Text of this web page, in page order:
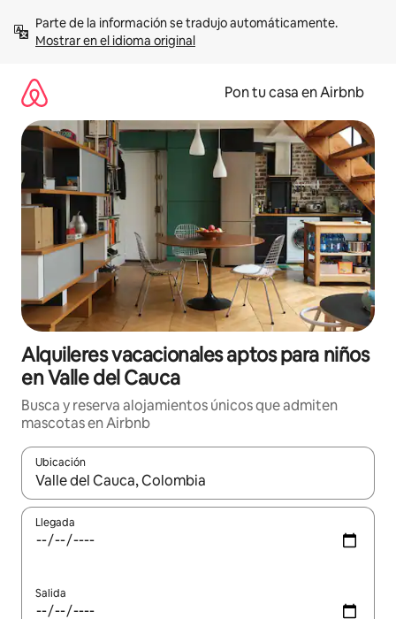
contenidoMostrar en el idioma original
Pon tu casa en Airbnb
Alquileres vacacionales aptos para niños
en Valle del Cauca
Busca y reserva alojamientos únicos que admiten
mascotas en Airbnb
Ubicación
Cuando los resultados estén disponibles, navega con las
Llegada
Salida